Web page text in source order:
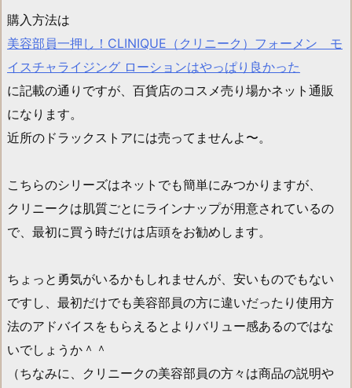
購入方法は
美容部員一押し！CLINIQUE（クリニーク）フォーメン モ
イスチャライジング ローションはやっぱり良かった
に記載の通りですが、百貨店のコスメ売り場かネット通販
になります。
近所のドラックストアには売ってませんよ〜。
こちらのシリーズはネットでも簡単にみつかりますが、
クリニークは肌質ごとにラインナップが用意されているの
で、最初に買う時だけは店頭をお勧めします。
ちょっと勇気がいるかもしれませんが、安いものでもない
ですし、最初だけでも美容部員の方に違いだったり使用方
法のアドバイスをもらえるとよりバリュー感あるのではな
いでしょうか＾＾
（ちなみに、クリニークの美容部員の方々は商品の説明や